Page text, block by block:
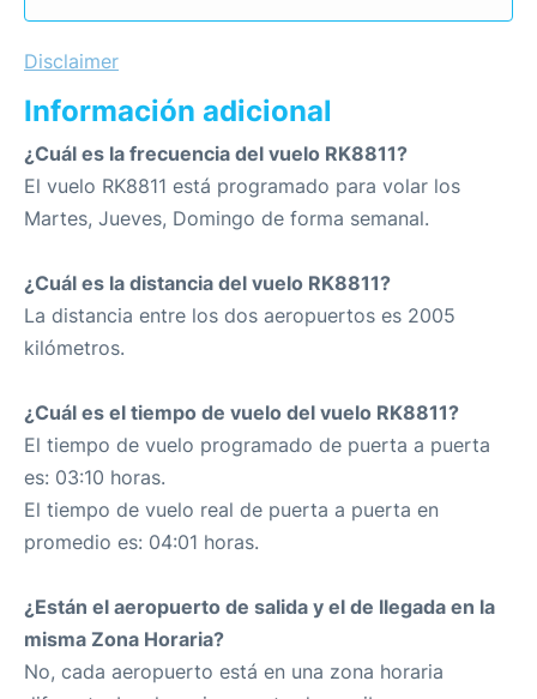
Disclaimer
Información adicional
¿Cuál es la frecuencia del vuelo RK8811?
El vuelo RK8811 está programado para volar los
Martes, Jueves, Domingo de forma semanal.
¿Cuál es la distancia del vuelo RK8811?
La distancia entre los dos aeropuertos es 2005
kilómetros.
¿Cuál es el tiempo de vuelo del vuelo RK8811?
El tiempo de vuelo programado de puerta a puerta
es: 03:10 horas.
El tiempo de vuelo real de puerta a puerta en
promedio es: 04:01 horas.
¿Están el aeropuerto de salida y el de llegada en la
misma Zona Horaria?
No, cada aeropuerto está en una zona horaria